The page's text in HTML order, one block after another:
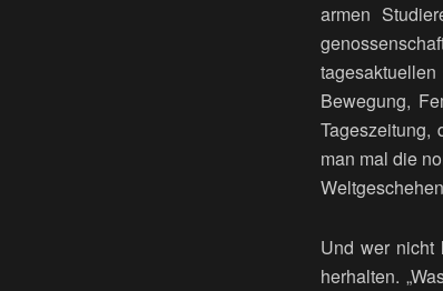
armen
Bewegung,
Tageszeitung,
man mal die
Und wer nicht
herhalten.